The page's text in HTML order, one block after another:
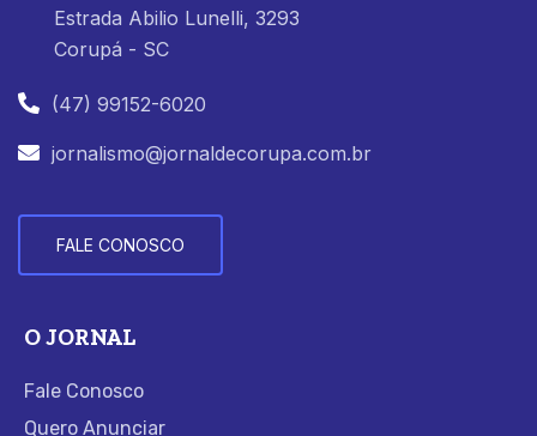
Estrada Abilio Lunelli, 3293
Corupá - SC
(47) 99152-6020
jornalismo@jornaldecorupa.com.br
FALE CONOSCO
O JORNAL
Fale Conosco
Quero Anunciar